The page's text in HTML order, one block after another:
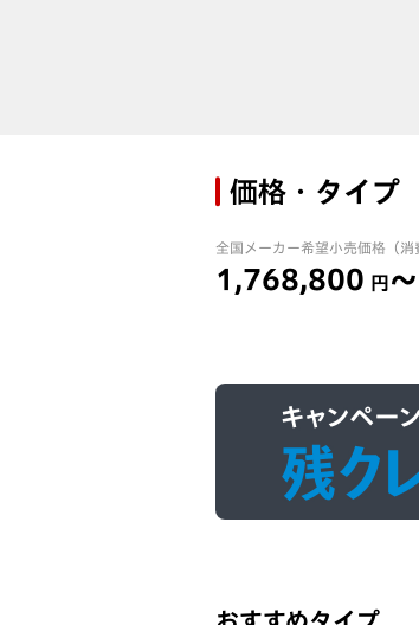
価格・タイプ
全国メーカー希望小売価格（
1,768,800 円
おすすめタイプ